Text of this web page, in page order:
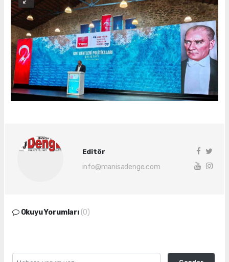
Editör
info@manisadenge.com
Okuyu Yorumları (0)